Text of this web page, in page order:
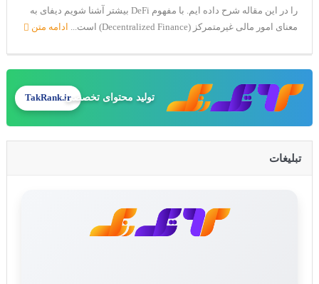
را در این مقاله شرح داده ایم. با مفهوم DeFi بیشتر آشنا شویم دیفای به
معنای امور مالی غیرمتمرکز (Decentralized Finance) است...
ادامه متن
تولید محتوای تخصصیTakRank.ir
تبلیغات